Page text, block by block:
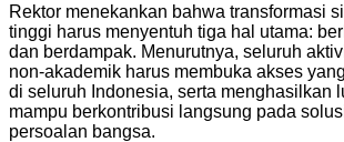
Rektor menekankan bahwa transformasi
tinggi harus menyentuh tiga hal utama:
dan berdampak. Menurutnya, seluruh
non-akademik harus membuka akses
di seluruh Indonesia, serta menghasilkan
mampu berkontribusi langsung pada
persoalan bangsa.